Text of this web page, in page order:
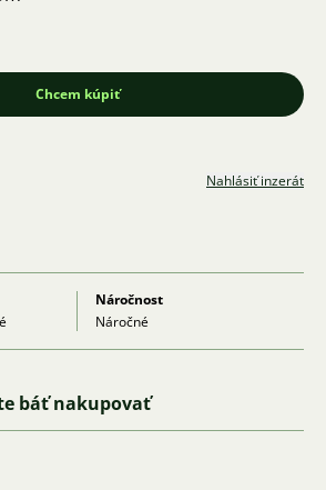
Chcem kúpiť
Nahlásiť inzerát
Náročnost
Náročné
báť nakupovať